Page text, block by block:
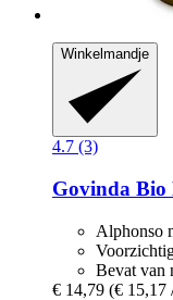
Winkelmandje
4.7 (3)
Govinda Bio
Alphonso
Bevat van
€ 14,79 (€ 15,17